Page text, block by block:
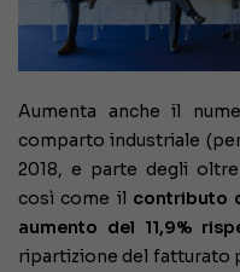
Aumenta anche il
comparto industriale
2018, e parte degli
così come il contributo
aumento del 11,9%
ripartizione del fatturato